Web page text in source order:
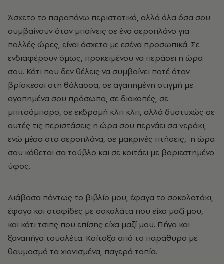
Άσχετο το παραπάνω περιστατικό, αλλά όλα όσα σου
συμβαίνουν όταν μπαίνεις σε ένα αεροπλάνο για
πολλές ώρες, είναι άσχετα με εσένα προσωπικά. Σε
ενδιαφέρουν όμως, προκειμένου να περάσει η ώρα
σου. Κάτι που δεν θέλεις να συμβαίνει ποτέ όταν
βρίσκεσαι στη θάλασσα, σε αγαπημένη στιγμή με
αγαπημένα σου πρόσωπα, σε διακοπές, σε
μπιτσόμπαρο, σε εκδρομή κλπ κλπ, αλλά δυστυχώς σε
αυτές τις περιστάσεις η ώρα σου περνάει σα νεράκι,
ενώ μέσα στα αεροπλάνα, σε μακρινές πτήσεις, η ώρα
σου κάθεται σα τούβλο και σε κοιτάει με βαριεστημένο
ύφος.
Διάβασα πάντως το βιβλίο μου, έφαγα το σοκολατάκι,
έφαγα και σταφίδες με σοκολάτα που είχα μαζί μου,
και κάτι τσιπς που επίσης είχα μαζί μου. Πήγα και
ξαναπήγα τουαλέτα. Κοίταξα από το παράθυρο με
θαυμασμό τα χιονισμένα, παγερά τοπία.